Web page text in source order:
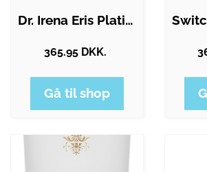
Dr. Irena Eris Platinum Men Skin…
365.95 DKK.
Gå til shop